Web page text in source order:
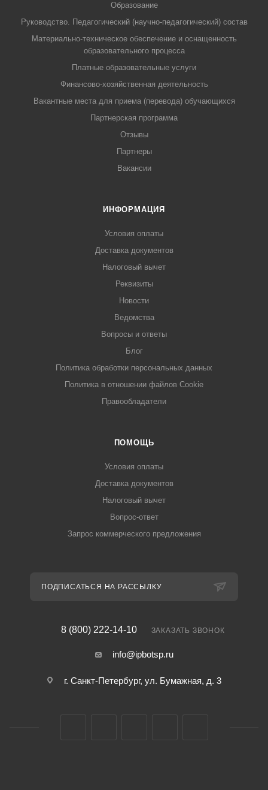
Образование
Руководство. Педагогический (научно-педагогический) состав
Материально-техническое обеспечение и оснащенность
образовательного процесса
Платные образовательные услуги
Финансово-хозяйственная деятельность
Вакантные места для приема (перевода) обучающихся
Партнерская программа
Отзывы
Партнеры
Вакансии
ИНФОРМАЦИЯ
Условия оплаты
Доставка документов
Налоговый вычет
Реквизиты
Новости
Ведомства
Вопросы и ответы
Блог
Политика обработки персональных данных
Политика в отношении файлов Cookie
Правообладатели
ПОМОЩЬ
Условия оплаты
Доставка документов
Налоговый вычет
Вопрос-ответ
Запрос коммерческого предложения
ПОДПИСАТЬСЯ НА РАССЫЛКУ
8 (800) 222-14-10 ЗАКАЗАТЬ ЗВОНОК
info@ipbotsp.ru
г. Санкт-Петербург, ул. Бумажная, д. 3